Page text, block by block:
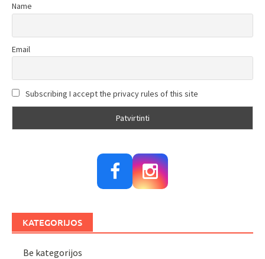
Name
Email
Subscribing I accept the privacy rules of this site
KATEGORIJOS
Be kategorijos